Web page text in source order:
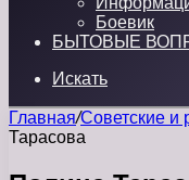
Боевик
БЫТОВЫЕ
Искать
Главная/Советские и
Тарасова